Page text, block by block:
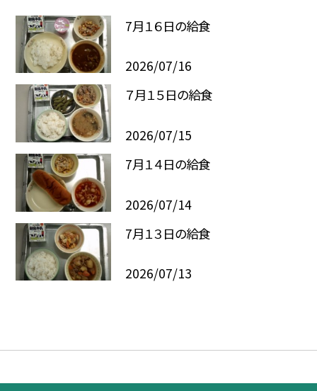
7月１６日の給食
2026/07/16
７月１５日の給食
2026/07/15
7月１４日の給食
2026/07/14
7月１３日の給食
2026/07/13